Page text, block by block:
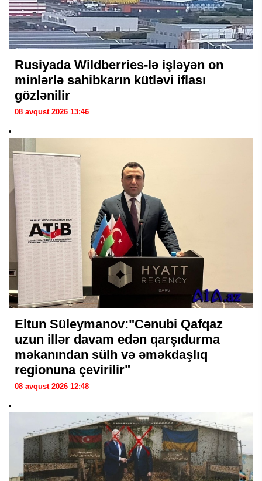
Rusiyada Wildberries-lə işləyən on
minlərlə sahibkarın kütləvi iflası
gözlənilir
08 avqust 2026 13:46
Eltun Süleymanov:"Cənubi Qafqaz
uzun illər davam edən qarşıdurma
məkanından sülh və əməkdaşlıq
regionuna çevirilir"
08 avqust 2026 12:48